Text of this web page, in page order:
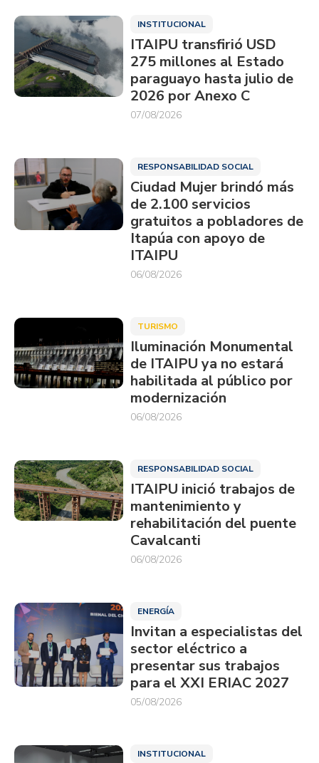
INSTITUCIONAL
ITAIPU transfirió USD
275 millones al Estado
paraguayo hasta julio de
2026 por Anexo C
07/08/2026
RESPONSABILIDAD SOCIAL
Ciudad Mujer brindó más
de 2.100 servicios
gratuitos a pobladores de
Itapúa con apoyo de
ITAIPU
06/08/2026
TURISMO
Iluminación Monumental
de ITAIPU ya no estará
habilitada al público por
modernización
06/08/2026
RESPONSABILIDAD SOCIAL
ITAIPU inició trabajos de
mantenimiento y
rehabilitación del puente
Cavalcanti
06/08/2026
ENERGÍA
Invitan a especialistas del
sector eléctrico a
presentar sus trabajos
para el XXI ERIAC 2027
05/08/2026
INSTITUCIONAL